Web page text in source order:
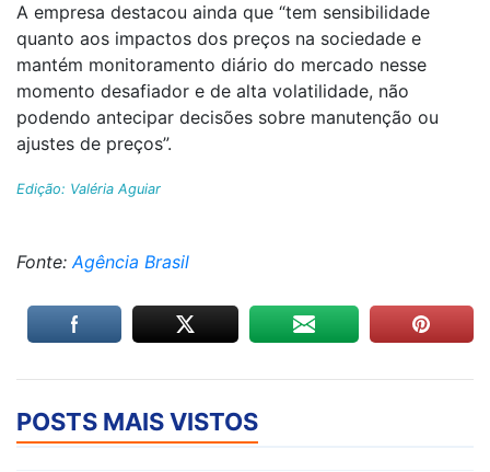
A empresa destacou ainda que “tem sensibilidade
quanto aos impactos dos preços na sociedade e
mantém monitoramento diário do mercado nesse
momento desafiador e de alta volatilidade, não
podendo antecipar decisões sobre manutenção ou
ajustes de preços”.
Edição: Valéria Aguiar
Fonte:Agência Brasil
POSTS MAIS VISTOS